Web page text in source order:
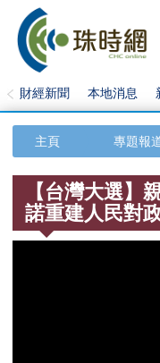
財經新聞 本地消息
主頁 專題報
【台灣大選】
諾重建人民對